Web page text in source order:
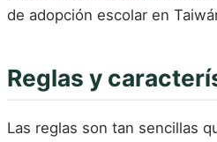
de adopción escolar en
Reglas y
Las reglas son tan sencillas